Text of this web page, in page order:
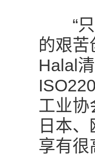
“只
的艰
Halal
工业协
日本
享有很